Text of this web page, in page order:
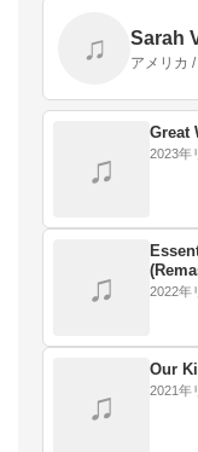
♫ Sarah
アメリカ
♫
Great
2023年
♫ 2022年
♫
Our
2021年